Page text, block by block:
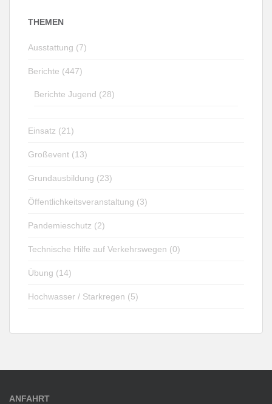
THEMEN
Ausstattung (7)
Berichte (447)
Berichte Jugend (28)
Einsatz (21)
Großevent (13)
Grundausbildung (23)
Öffentlichkeitsveranstaltung (3)
Pandemieschutz (2)
Technische Hilfe auf Verkehrswegen (0)
Übung (14)
Hochwasser / Starkregen (5)
ANFAHRT